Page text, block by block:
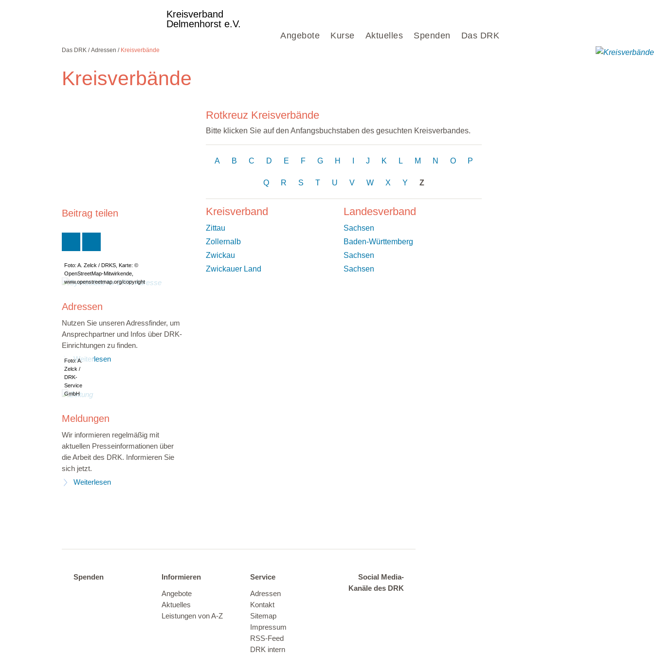
Angebote Kurse Aktuelles Spenden Das DRK
Kreisverband
Delmenhorst e.V.
Das DRK Adressen Kreisverbände
Kreisverbände
Rotkreuz Kreisverbände
Bitte klicken Sie auf den Anfangsbuchstaben des gesuchten Kreisverbandes.
A B C D E F G H J K L M N O P
Q R S T U V W X Y Z
Kreisverband Landesverband
Zittau
Sachsen
Zollernalb
Baden-Württemberg
Zwickau
Sachsen
Zwickauer Land
Sachsen
Beitrag teilen
Foto: A. Zelck / DRKS, Karte: ©
OpenStreetMap-Mitwirkende,
www.openstreetmap.org/copyright
Adressen
Nutzen Sie unseren Adressfinder, um
Ansprechpartner und Infos über DRK-
Einrichtungen zu finden.
Weiterlesen
Foto: A.
Zelck /
DRK-
Service
GmbH
Meldungen
Wir informieren regelmäßig mit
aktuellen Presseinformationen über
die Arbeit des DRK. Informieren Sie
sich jetzt.
Weiterlesen
Spenden Informieren
Angebote
Aktuelles
Leistungen von A-Z
Service
Adressen
Kontakt
Sitemap
Impressum
RSS-Feed
DRK intern
Social Media-
Kanäle des DRK